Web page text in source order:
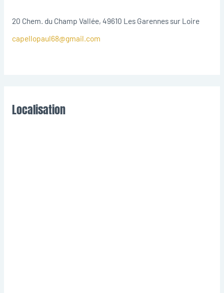
20 Chem. du Champ Vallée, 49610 Les Garennes sur Loire
capellopaul68@gmail.com
Localisation